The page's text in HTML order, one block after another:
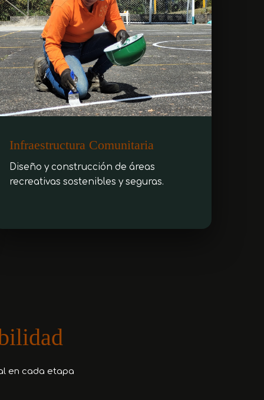
Infraestructura Comunitaria
Diseño y construcción de áreas
recreativas sostenibles y seguras.
en cada etapa